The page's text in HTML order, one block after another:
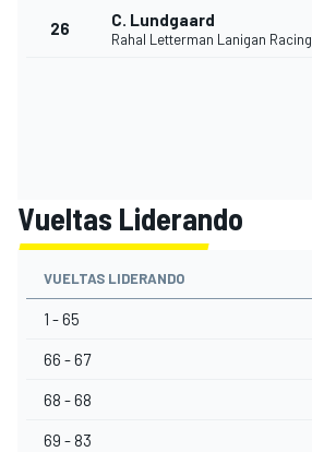
26 C. Lundgaard
Rahal Letterman Lanigan Racing
Vueltas Liderando
VUELTAS LIDERANDO
1 - 65
66 - 67
68 - 68
69 - 83